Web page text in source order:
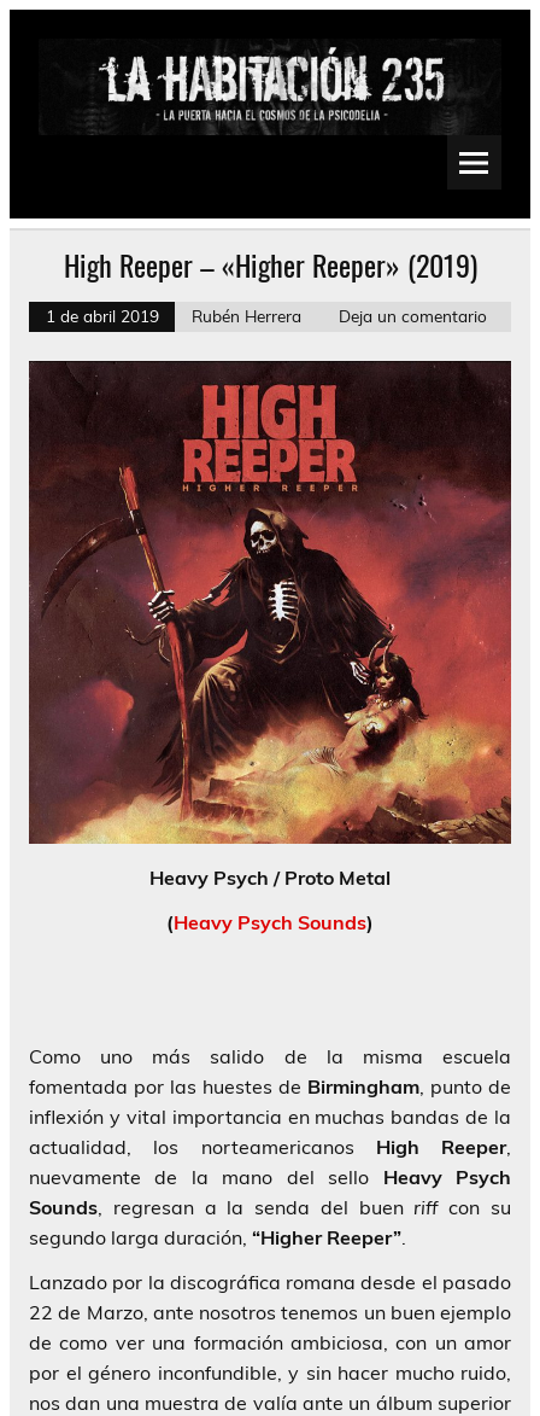
Saltar
Psychedelic, Stoner, Doom, Sludge, Fuzz, Space, Drone
High Reeper – «Higher Reeper» (2019)
1 de abril 2019 Rubén Herrera Deja un comentario
Heavy Psych / Proto Metal
(Heavy Psych Sounds)
Como uno más salido de la misma escuela
fomentada por las huestes de Birmingham , punto de
inflexión y vital importancia en muchas bandas de la
actualidad, los norteamericanos High Reeper,
nuevamente de la mano del sello Heavy Psych
Sounds , regresan a la senda del buen riffcon su
segundo larga duración, “Higher Reeper”
Lanzado por la discográfica romana desde el pasado
22 de Marzo, ante nosotros tenemos un buen ejemplo
de como ver una formación ambiciosa, con un amor
por el género inconfundible, y sin hacer mucho ruido,
nos dan una muestra de valía ante un álbum superior